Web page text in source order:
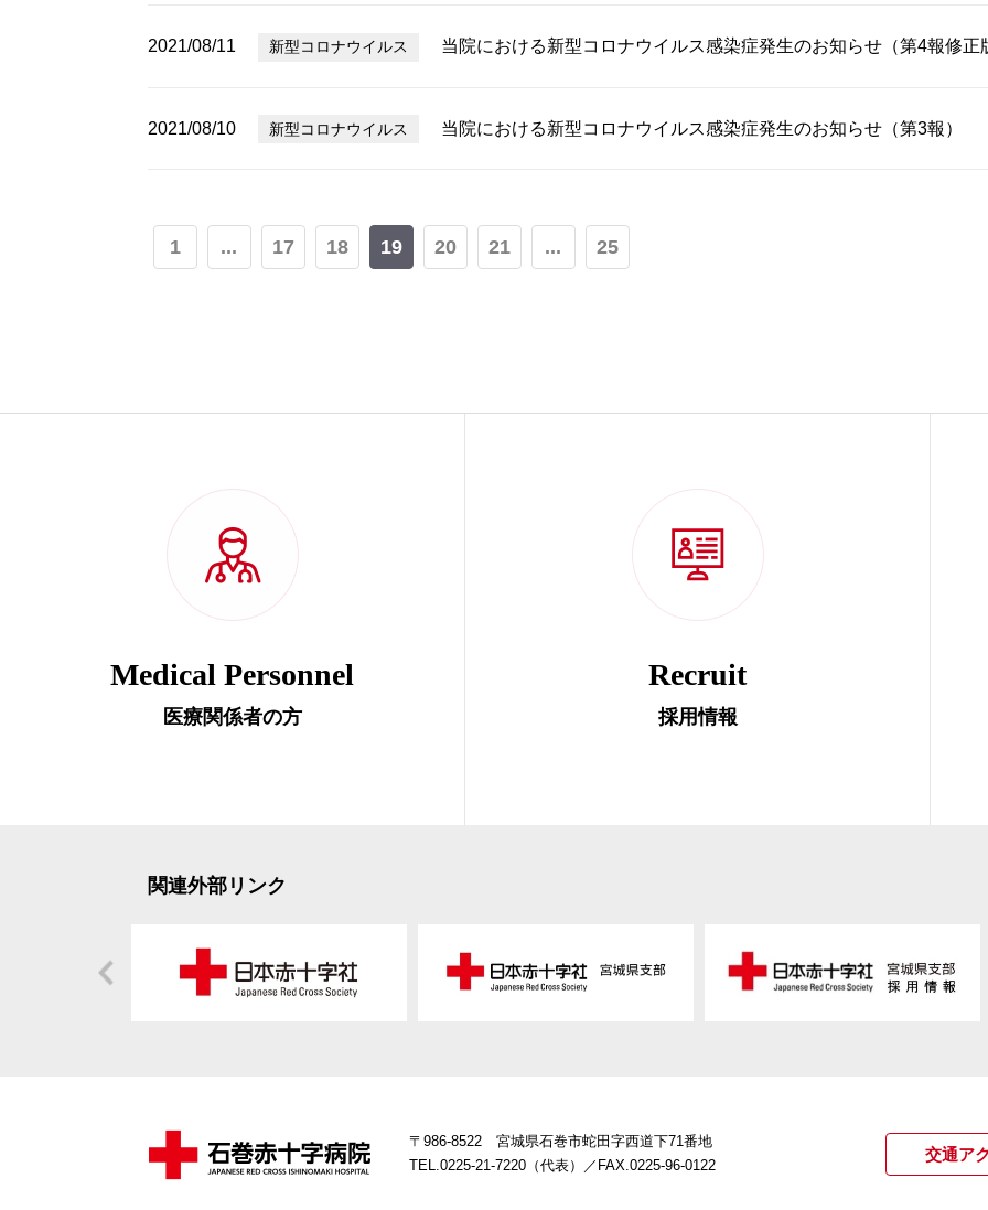
2021/08/11 新型コロナウイルス 当院における新型コロナウイルス感染症発生のお知らせ（第4報修正
2021/08/10 新型コロナウイルス 当院における新型コロナウイルス感染症発生のお知らせ（第3報）
1 ... 17 18 19 20 21 ... 25
Medical Personnel
医療関係者の方
Recruit
採用情報
関連外部リンク
〒986-8522 宮城県石巻市蛇田字西道下71番地
TEL.0225-21-7220（代表）
／FAX.0225-96-0122
交通ア